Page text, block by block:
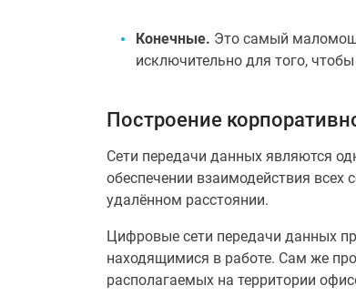
Конечные. Это самый
исключительно для того,
Построение
Сети передачи данных являются
обеспечении взаимодействия
удалённом расстоянии.
Цифровые сети передачи данных
находящимися в работе. Сам же
располагаемых на территории